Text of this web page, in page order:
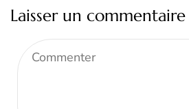
Laisser un commentaire